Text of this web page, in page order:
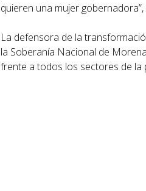
quieren una mujer gobernadora”,
La defensora de la
la Soberanía Nacional de
frente a todos los sectores de